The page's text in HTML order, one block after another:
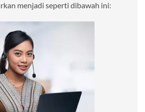
menjadi seperti dibawah ini: